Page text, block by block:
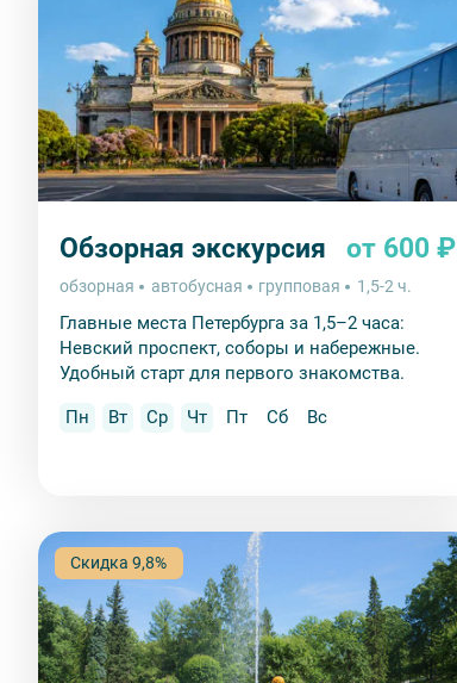
Обзорная экскурсия от 600 ₽
обзорная автобусная групповая 1,5-2 ч.
Главные места Петербурга за 1,5–2 часа:
Невский проспект, соборы и набережные.
Удобный старт для первого знакомства.
Пн Вт Ср Чт Пт Сб Вс
Скидка 9,8%